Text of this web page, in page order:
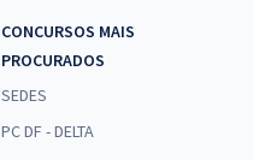
CONCURSOS MAIS
PROCURADOS
SEDES
PC DF - DELTA